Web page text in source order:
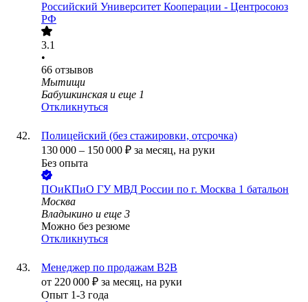
Российский Университет Кооперации - Центросоюз
РФ
3.1
•
66 отзывов
Мытищи
Бабушкинская и еще 1
Откликнуться
Полицейский (без стажировки, отсрочка)
130 000 – 150 000 ₽ за месяц, на руки
Без опыта
ПОиКПиО ГУ МВД России по г. Москва 1 батальон
Москва
Владыкино и еще 3
Можно без резюме
Откликнуться
Менеджер по продажам B2B
от 220 000 ₽ за месяц, на руки
Опыт 1-3 года